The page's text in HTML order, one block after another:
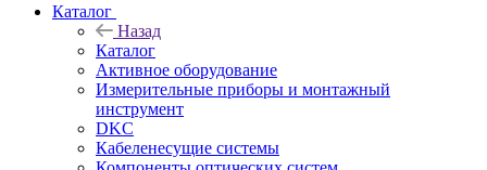
Каталог
Назад
Каталог
Активное оборудование
Измерительные приборы и монтажный
инструмент
DKC
Кабеленесущие системы